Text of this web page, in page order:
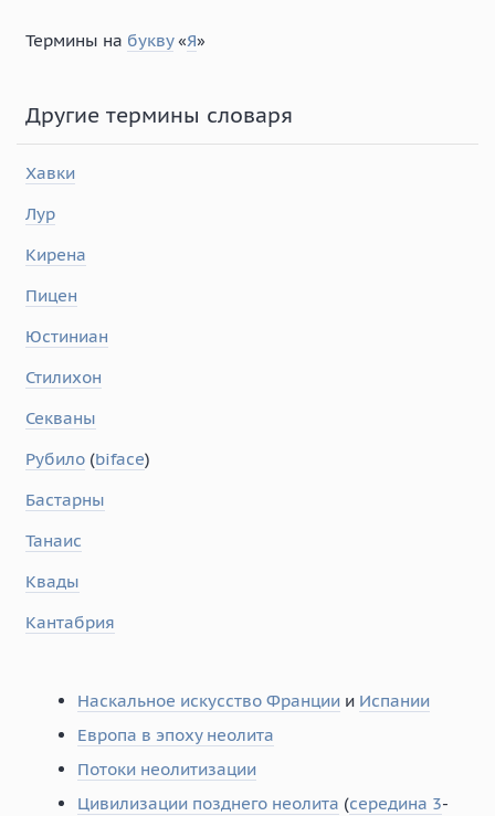
Термины на букву«Я»
Другие термины словаря
Хавки
Лур
Кирена
Пицен
Юстиниан
Стилихон
Секваны
Рубило(biface)
Бастарны
Танаис
Квады
Кантабрия
Наскальное искусство Франции и Испании
Европа в эпоху неолита
Потоки неолитизации
Цивилизации позднего неолита (середина 3-